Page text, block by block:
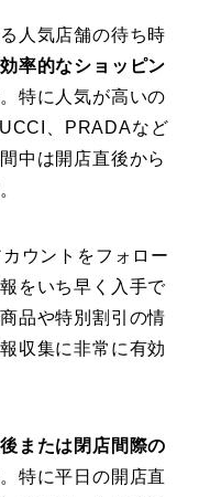
人気店舗の待ち時
効率的なショッピン
。特に人気が高いの
、PRADAなど
中は開店直後から
ウントをフォロー
をいち早く入手で
品や特別割引の情
収集に非常に有効
または閉店間際の
特に平日の開店直